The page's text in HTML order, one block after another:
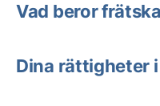
Vad beror
Dina rättigheter